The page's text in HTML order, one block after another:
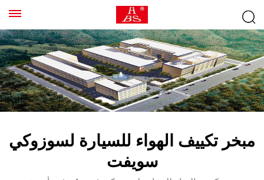
مبخر تكييف الهواء للسيارة لسوزوكي
سويفت